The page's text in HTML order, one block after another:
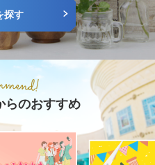
探す
らのおすすめ